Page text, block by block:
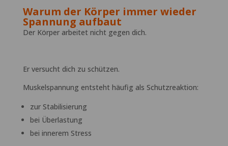
Warum der Körper immer wieder
Spannung aufbaut
Der Körper arbeitet nicht gegen dich.
Er versucht dich zu schützen.
Muskelspannung entsteht häufig als Schutzreaktion:
zur Stabilisierung
bei Überlastung
bei innerem Stress